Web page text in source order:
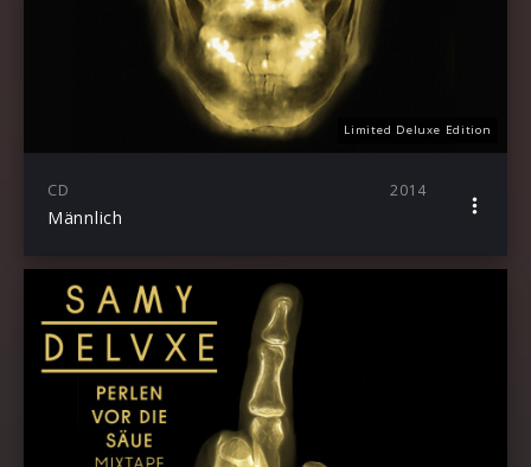
Limited Deluxe Edition
CD 2014
Männlich